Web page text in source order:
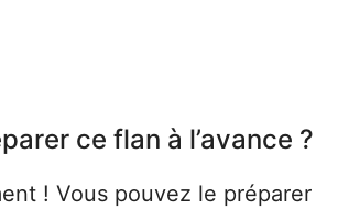
ce flan à l’avance ?
! Vous pouvez le préparer